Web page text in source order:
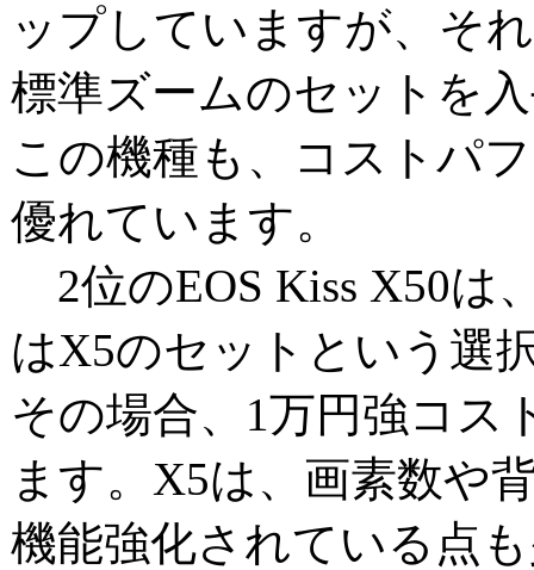
ップしていますが、そ
標準ズームのセットを
この機種も、コストパ
優れています。
2位のEOS Kiss X50は
はX5のセットという選
その場合、1万円強コス
ます。X5は、画素数や
機能強化されている点